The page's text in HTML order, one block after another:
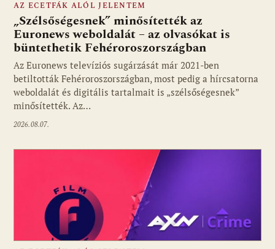
Fotó: media1.hu
AZ ECETFÁK ALÓL JELENTEM
„Szélsőségesnek” minősítették az
Euronews weboldalát – az olvasókat is
büntethetik Fehéroroszországban
Az Euronews televíziós sugárzását már 2021-ben
betiltották Fehéroroszországban, most pedig a hírcsatorna
weboldalát és digitális tartalmait is „szélsőségesnek”
minősítették. Az…
2026.08.07.